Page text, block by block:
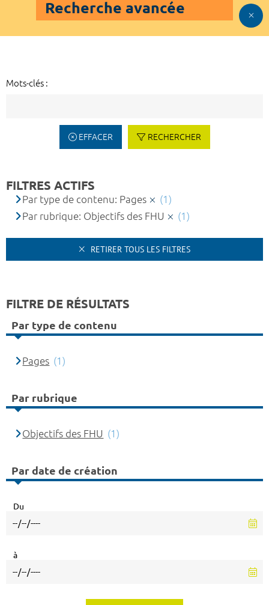
Recherche avancée
Mots-clés :
EFFACER RECHERCHER
FILTRES ACTIFS
Par type de contenu: Pages
(1)
Par rubrique: Objectifs des FHU
(1)
RETIRER TOUS LES FILTRES
FILTRE DE RÉSULTATS
Par type de contenu
Pages (1)
Par rubrique
Objectifs des FHU (1)
Par date de création
Du
à